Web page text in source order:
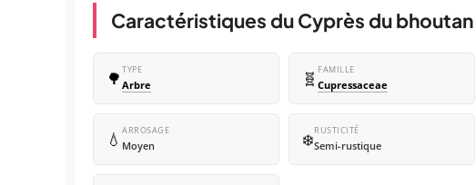
Caractéristiques du Cyprès du bhoutan
🌳 TYPE
Arbre 🧬 FAMILLE
Cupressaceae
💧 ARROSAGE
Moyen ❄️RUSTICITÉ
Semi-rustique